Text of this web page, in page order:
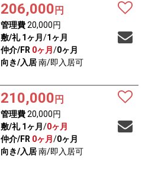
206,000 円
管理費20,000円
敷/礼 1ヶ月 /1ヶ月
仲介/FR 0ヶ月 /0ヶ月
向き/入居南/即入居可
210,000 円
管理費20,000円
敷/礼 1ヶ月 /0ヶ月
仲介/FR 0ヶ月 /0ヶ月
向き/入居南/即入居可